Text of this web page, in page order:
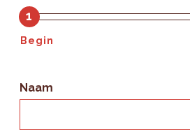
1
Begin
Naam